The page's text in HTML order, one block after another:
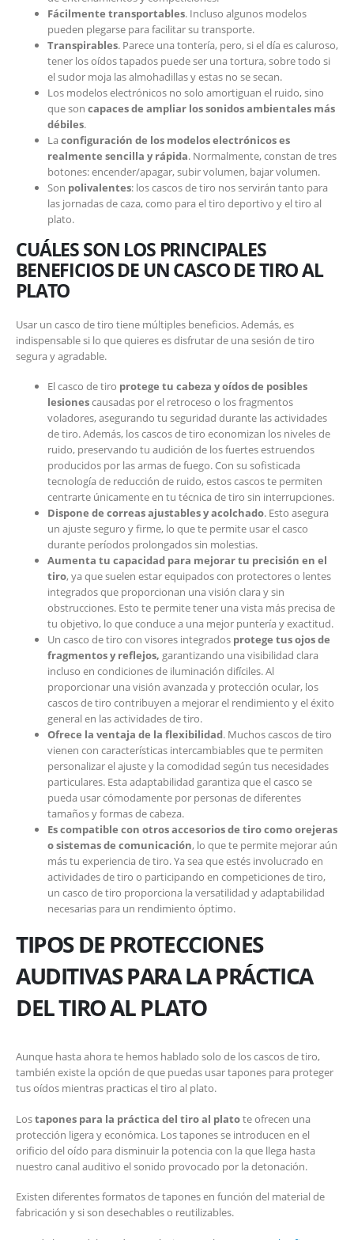
Fácilmente transportables. Incluso algunos modelos
pueden plegarse para facilitar su transporte.
Transpirables. Parece una tontería, pero, si el día es caluroso,
tener los oídos tapados puede ser una tortura, sobre todo si
el sudor moja las almohadillas y estas no se secan.
Los modelos electrónicos no solo amortiguan el ruido, sino
que son capaces de ampliar los sonidos ambientales más
débiles.
Laconfiguración de los modelos electrónicos es
realmente sencilla y rápida. Normalmente, constan de tres
botones: encender/apagar, subir volumen, bajar volumen.
Son polivalentes: los cascos de tiro nos servirán tanto para
las jornadas de caza, como para el tiro deportivo y el tiro al
plato.
CUÁLES SON LOS PRINCIPALES
BENEFICIOS DE UN CASCO DE TIRO AL
PLATO
Usar un casco de tiro tiene múltiples beneficios. Además, es
indispensable si lo que quieres es disfrutar de una sesión de tiro
segura y agradable.
El casco de tiro protege tu cabeza y oídos de posibles
lesionescausadas por el retroceso o los fragmentos
voladores, asegurando tu seguridad durante las actividades
de tiro. Además, los cascos de tiro economizan los niveles de
ruido, preservando tu audición de los fuertes estruendos
producidos por las armas de fuego. Con su sofisticada
tecnología de reducción de ruido, estos cascos te permiten
centrarte únicamente en tu técnica de tiro sin interrupciones.
Dispone de correas ajustables y acolchado. Esto asegura
un ajuste seguro y firme, lo que te permite usar el casco
durante períodos prolongados sin molestias.
Aumenta tu capacidad para mejorar tu precisión en el
tiro, ya que suelen estar equipados con protectores o lentes
integrados que proporcionan una visión clara y sin
obstrucciones. Esto te permite tener una vista más precisa de
tu objetivo, lo que conduce a una mejor puntería y exactitud.
Un casco de tiro con visores integrados protege tus ojos de
fragmentos y reflejos, garantizando una visibilidad clara
incluso en condiciones de iluminación difíciles. Al
proporcionar una visión avanzada y protección ocular, los
cascos de tiro contribuyen a mejorar el rendimiento y el éxito
general en las actividades de tiro.
Ofrece la ventaja de la flexibilidad. Muchos cascos de tiro
vienen con características intercambiables que te permiten
personalizar el ajuste y la comodidad según tus necesidades
particulares. Esta adaptabilidad garantiza que el casco se
pueda usar cómodamente por personas de diferentes
tamaños y formas de cabeza.
Es compatible con otros accesorios de tiro como orejeras
o sistemas de comunicación, lo que te permite mejorar aún
más tu experiencia de tiro. Ya sea que estés involucrado en
actividades de tiro o participando en competiciones de tiro,
un casco de tiro proporciona la versatilidad y adaptabilidad
necesarias para un rendimiento óptimo.
TIPOS DE PROTECCIONES
AUDITIVAS PARA LA PRÁCTICA
DEL TIRO AL PLATO
Aunque hasta ahora te hemos hablado solo de los cascos de tiro,
también existe la opción de que puedas usar tapones para proteger
tus oídos mientras practicas el tiro al plato.
Lostapones para la práctica del tiro al platote ofrecen una
protección ligera y económica. Los tapones se introducen en el
orificio del oído para disminuir la potencia con la que llega hasta
nuestro canal auditivo el sonido provocado por la detonación.
Existen diferentes formatos de tapones en función del material de
fabricación y si son desechables o reutilizables.